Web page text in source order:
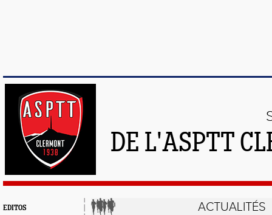
DE L'ASPTT
EDITOS ACTUALITÉS